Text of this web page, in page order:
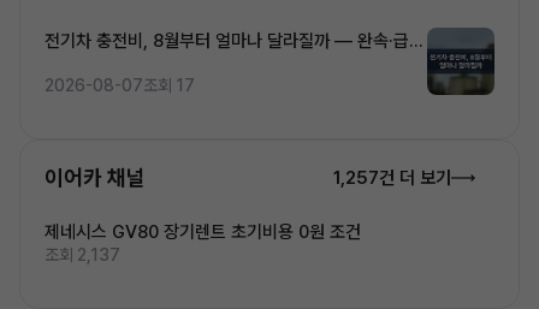
전기차 충전비, 8월부터 얼마나 달라질까 — 완속·급속
2026-08-07조회 17
이어카 채널 1,257건 더 보기
제네시스 GV80 장기렌트 초기비용 0원 조건
조회 2,137